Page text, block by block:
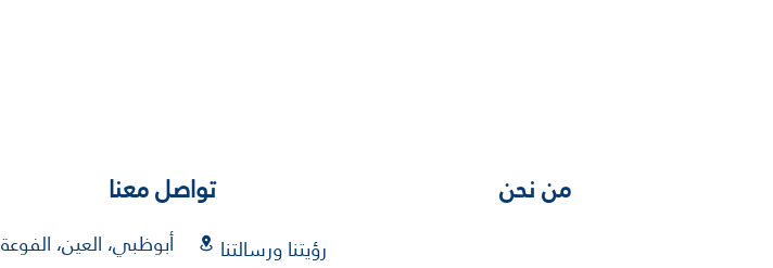
تواصل معنا
أبوظبي، العين، الفوعة
من نحن
رؤيتنا ورسالتنا